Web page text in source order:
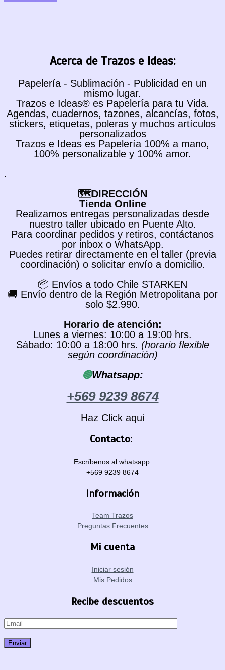
Acerca de Trazos e Ideas:
Papelería - Sublimación - Publicidad en un
mismo lugar.
Trazos e Ideas® es Papelería para tu Vida.
Agendas, cuadernos, tazones, alcancías, fotos,
stickers, etiquetas, poleras y muchos artículos
personalizados
Trazos e Ideas es Papelería 100% a mano,
100% personalizable y 100% amor.
.
🗺️DIRECCIÓN
Tienda Online
Realizamos entregas personalizadas desde
nuestro taller ubicado en Puente Alto.
Para coordinar pedidos y retiros, contáctanos
por inbox o WhatsApp.
Puedes retirar directamente en el taller (previa
coordinación) o solicitar envío a domicilio.
📦 Envíos a todo Chile STARKEN
🚚 Envío dentro de la Región Metropolitana por
solo $2.990.
Horario de atención:
Lunes a viernes: 10:00 a 19:00 hrs.
Sábado: 10:00 a 18:00 hrs. (horario flexible
según coordinación)
🟢Whatsapp:
+569 9239 8674
Haz Click aqui
Contacto:
Escríbenos al whatsapp:
+569 9239 8674
Información
Team Trazos
Preguntas Frecuentes
Mi cuenta
Iniciar sesión
Mis Pedidos
Recibe descuentos